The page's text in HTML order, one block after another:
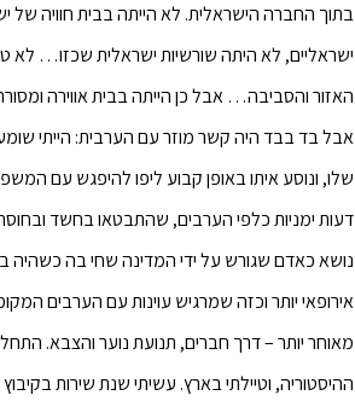
בתוך החברה הישראלית. לא הייתה בבית חוויה של
ישראליים, לא היתה שורשיות ישראלית שכזו… לא
האזור והסביבה… אבל כן הייתה בבית אווירה
אבל בד בבד היה קשר מוזר עם הערבית: הייתי
שלו, ונוסע איתו באופן קבוע ליפו להיפגש עם
דעות ימניות כלפי הערבים, שהתבטאו בחשד
נושא כאדם שגורש על ידי המדינה שחי בה כשהיה
אירופאי יותר וכזה שמרגיש עוינות עם הערבים
מאוחר יותר – דרך חברים, תנועת נוער והצבא.
ההיסטוריה, וטיילתי בארץ. עשיתי שנת שירות